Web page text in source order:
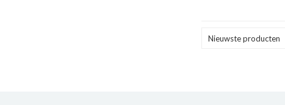
Nieuwste producten